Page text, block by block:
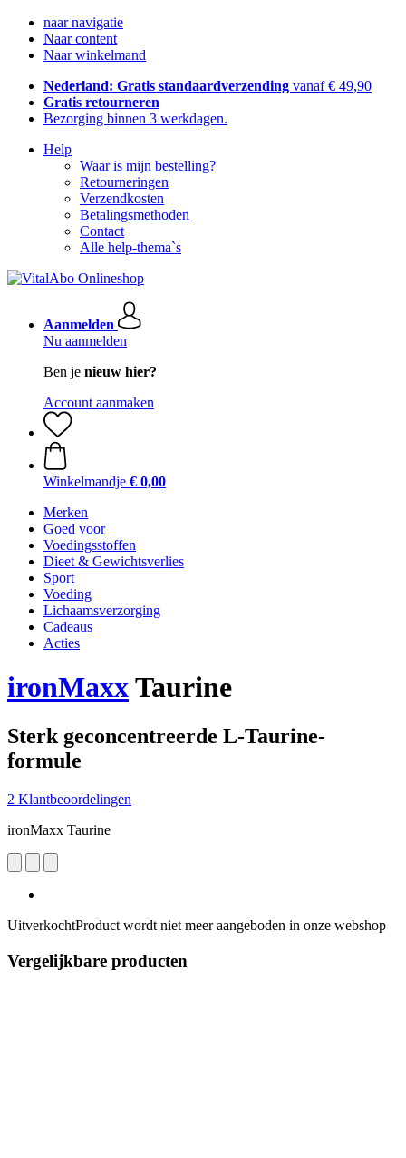
naar navigatie
Naar content
Naar winkelmand
Nederland: Gratis standaardverzending vanaf € 49,90
Gratis retourneren
Bezorging binnen 3 werkdagen.
Help
Waar is mijn bestelling?
Retourneringen
Verzendkosten
Betalingsmethoden
Contact
Alle help-thema`s
Aanmelden
Nu aanmelden
Ben je nieuw hier?
Account aanmaken
Winkelmandje € 0,00
Merken
Goed voor
Voedingsstoffen
Dieet & Gewichtsverlies
Sport
Voeding
Lichaamsverzorging
Cadeaus
Acties
ironMaxxTaurine
Sterk geconcentreerde L-Taurine-
formule
2 Klantbeoordelingen
ironMaxx Taurine
UitverkochtProduct wordt niet meer aangeboden in onze webshop
Vergelijkbare producten